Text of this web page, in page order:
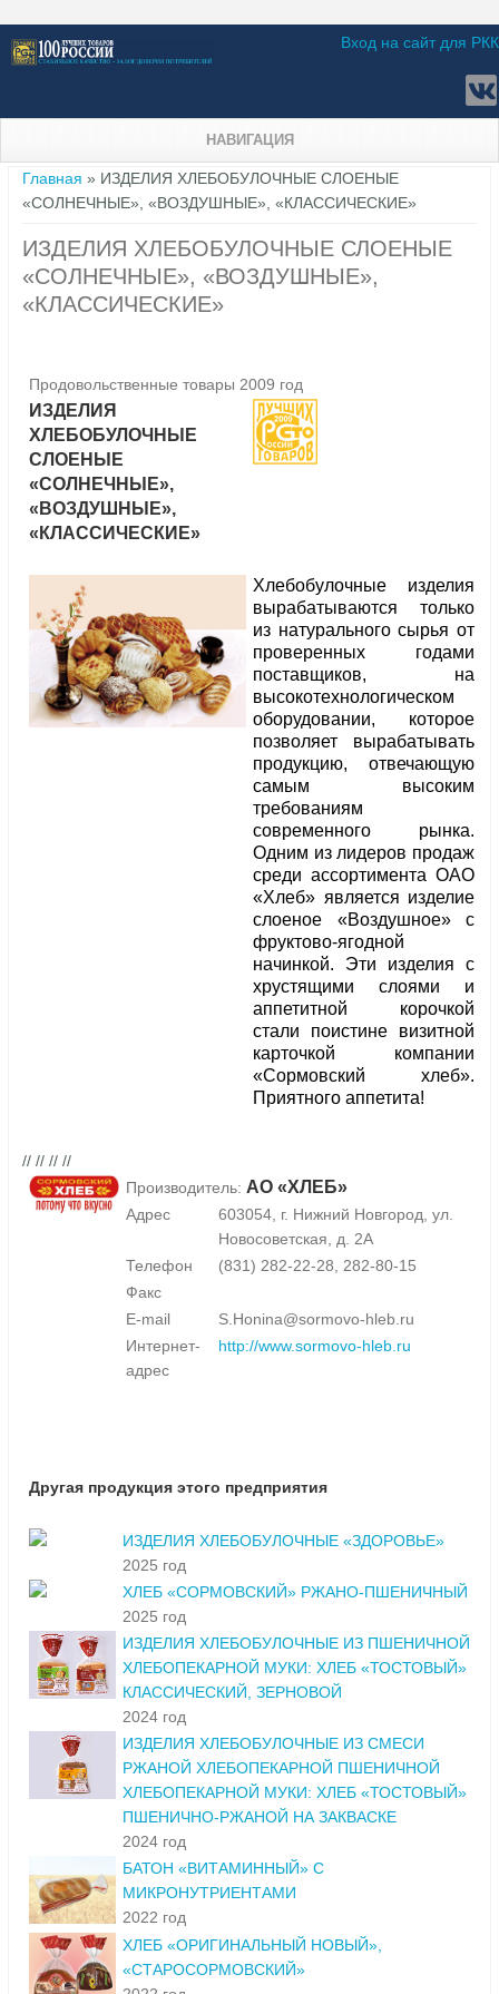
Вход на сайт для РКК
НАВИГАЦИЯ
Вы здесь
Главная » ИЗДЕЛИЯ ХЛЕБОБУЛОЧНЫЕ СЛОЕНЫЕ
«СОЛНЕЧНЫЕ», «ВОЗДУШНЫЕ», «КЛАССИЧЕСКИЕ»
ИЗДЕЛИЯ ХЛЕБОБУЛОЧНЫЕ СЛОЕНЫЕ
«СОЛНЕЧНЫЕ», «ВОЗДУШНЫЕ»,
«КЛАССИЧЕСКИЕ»
Продовольственные товары 2009 год
ИЗДЕЛИЯ
ХЛЕБОБУЛОЧНЫЕ
СЛОЕНЫЕ
«СОЛНЕЧНЫЕ»,
«ВОЗДУШНЫЕ»,
«КЛАССИЧЕСКИЕ»
Хлебобулочные изделия
вырабатываются только
из натурального сырья от
проверенных годами
поставщиков, на
высокотехнологическом
оборудовании, которое
позволяет вырабатывать
продукцию, отвечающую
самым высоким
требованиям
современного рынка.
Одним из лидеров продаж
среди ассортимента ОАО
«Хлеб» является изделие
слоеное «Воздушное» с
фруктово-ягодной
начинкой. Эти изделия с
хрустящими слоями и
аппетитной корочкой
стали поистине визитной
карточкой компании
«Сормовский хлеб».
Приятного аппетита!
// // // //
Производитель: АО «ХЛЕБ»
Адрес
603054, г. Нижний Новгород, ул.
Новосоветская, д. 2А
Телефон
(831) 282-22-28, 282-80-15
Факс
E-mail
S.Honina@sormovo-hleb.ru
Интернет-
адрес
http://www.sormovo-hleb.ru
Другая продукция этого предприятия
ИЗДЕЛИЯ ХЛЕБОБУЛОЧНЫЕ «ЗДОРОВЬЕ»
2025 год
ХЛЕБ «СОРМОВСКИЙ» РЖАНО-ПШЕНИЧНЫЙ
2025 год
ИЗДЕЛИЯ ХЛЕБОБУЛОЧНЫЕ ИЗ ПШЕНИЧНОЙ
ХЛЕБОПЕКАРНОЙ МУКИ: ХЛЕБ «ТОСТОВЫЙ»
КЛАССИЧЕСКИЙ, ЗЕРНОВОЙ
2024 год
ИЗДЕЛИЯ ХЛЕБОБУЛОЧНЫЕ ИЗ СМЕСИ
РЖАНОЙ ХЛЕБОПЕКАРНОЙ ПШЕНИЧНОЙ
ХЛЕБОПЕКАРНОЙ МУКИ: ХЛЕБ «ТОСТОВЫЙ»
ПШЕНИЧНО-РЖАНОЙ НА ЗАКВАСКЕ
2024 год
БАТОН «ВИТАМИННЫЙ» С
МИКРОНУТРИЕНТАМИ
2022 год
ХЛЕБ «ОРИГИНАЛЬНЫЙ НОВЫЙ»,
«СТАРОСОРМОВСКИЙ»